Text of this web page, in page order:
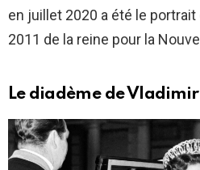
en juillet 2020 a été le
2011 de la reine pour la
Le diadème de Vladimir